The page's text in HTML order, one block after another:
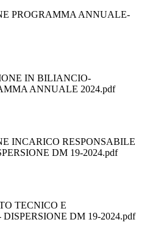
PROGRAMMA ANNUALE-
IN BILIANCIO-
ANNUALE 2024.pdf
INCARICO RESPONSABILE
DM 19-2024.pdf
TECNICO E
DM 19-2024.pdf